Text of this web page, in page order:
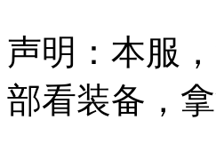
声明：本服
部看装备，